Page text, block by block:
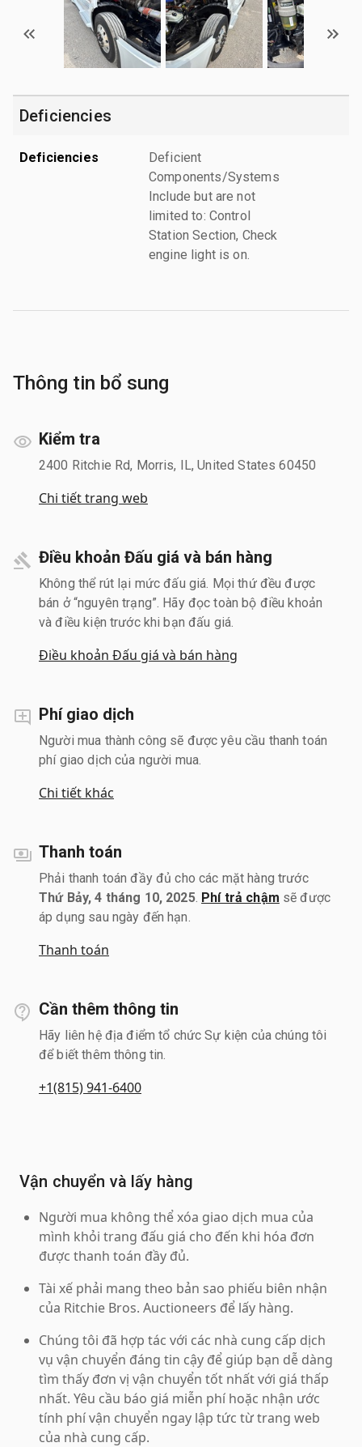
Deficiencies
Deficiencies
Deficient
Components/Systems
Include but are not
limited to: Control
Station Section, Check
engine light is on.
Thông tin bổ sung
Kiểm tra
2400 Ritchie Rd, Morris, IL, United States 60450
Chi tiết trang web
Điều khoản Đấu giá và bán hàng
Không thể rút lại mức đấu giá. Mọi thứ đều được
bán ở “nguyên trạng”. Hãy đọc toàn bộ điều khoản
và điều kiện trước khi bạn đấu giá.
Điều khoản Đấu giá và bán hàng
Phí giao dịch
Người mua thành công sẽ được yêu cầu thanh toán
phí giao dịch của người mua.
Chi tiết khác
Thanh toán
Phải thanh toán đầy đủ cho các mặt hàng trước
Thứ Bảy, 4 tháng 10, 2025. Phí trả chậm sẽ được
áp dụng sau ngày đến hạn.
Thanh toán
Cần thêm thông tin
Hãy liên hệ địa điểm tổ chức Sự kiện của chúng tôi
để biết thêm thông tin.
+1(815) 941-6400
Vận chuyển và lấy hàng
Người mua không thể xóa giao dịch mua của
mình khỏi trang đấu giá cho đến khi hóa đơn
được thanh toán đầy đủ.
Tài xế phải mang theo bản sao phiếu biên nhận
của Ritchie Bros. Auctioneers để lấy hàng.
Chúng tôi đã hợp tác với các nhà cung cấp dịch
vụ vận chuyển đáng tin cậy để giúp bạn dễ dàng
tìm thấy đơn vị vận chuyển tốt nhất với giá thấp
nhất. Yêu cầu báo giá miễn phí hoặc nhận ước
tính phí vận chuyển ngay lập tức từ trang web
của nhà cung cấp.